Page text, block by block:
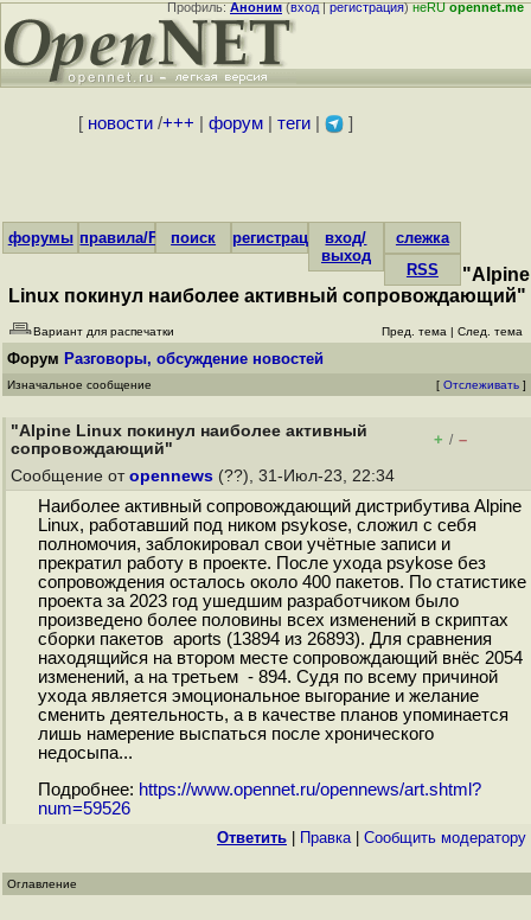
Профиль:Аноним(вход|регистрация)неRUopennet.me
[ новости/+++ форум| теги| ]
форумы правила/FAQпоиск регистрациявход/
выход
слежка
RSS
"Alpine
Linux покинул наиболее активный сопровождающий"
Вариант для распечатки Пред. тема | След. тема
Форум Разговоры, обсуждение новостей
Изначальное сообщение [ Отслеживать ]
"Alpine Linux покинул наиболее активный
сопровождающий"
+ / –
Сообщение от opennews (??), 31-Июл-23, 22:34
Наиболее активный сопровождающий дистрибутива Alpine
Linux, работавший под ником psykose, сложил с себя
полномочия, заблокировал свои учётные записи и
прекратил работу в проекте. После ухода psykose без
сопровождения осталось около 400 пакетов. По статистике
проекта за 2023 год ушедшим разработчиком было
произведено более половины всех изменений в скриптах
сборки пакетов aports (13894 из 26893). Для сравнения
находящийся на втором месте сопровождающий внёс 2054
изменений, а на третьем - 894. Судя по всему причиной
ухода является эмоциональное выгорание и желание
сменить деятельность, а в качестве планов упоминается
лишь намерение выспаться после хронического
недосыпа...
Подробнее: https://www.opennet.ru/opennews/art.shtml?
num=59526
Ответить Правка| Cообщить модератору
Оглавление